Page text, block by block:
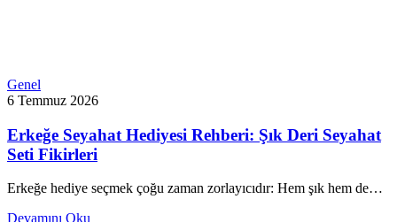
Genel
6 Temmuz 2026
Erkeğe Seyahat Hediyesi Rehberi: Şık Deri Seyahat
Seti Fikirleri
Erkeğe hediye seçmek çoğu zaman zorlayıcıdır: Hem şık hem de…
Devamını Oku